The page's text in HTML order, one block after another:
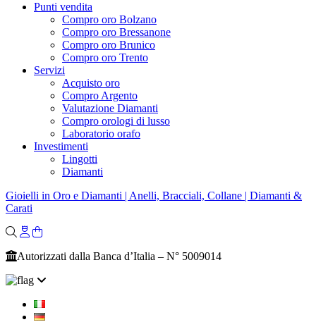
Punti vendita
Compro oro Bolzano
Compro oro Bressanone
Compro oro Brunico
Compro oro Trento
Servizi
Acquisto oro
Compro Argento
Valutazione Diamanti
Compro orologi di lusso
Laboratorio orafo
Investimenti
Lingotti
Diamanti
Gioielli in Oro e Diamanti | Anelli, Bracciali, Collane | Diamanti &
Carati
Autorizzati dalla Banca d’Italia – N° 5009014